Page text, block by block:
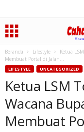
Beranda Lifestyle
Ketua
Membuat Portal di Jalan...
LIFESTYLE UNCATEGORIZED
Ketua LSM
Wacana
Membuat